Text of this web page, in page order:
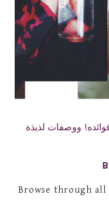
Browse through